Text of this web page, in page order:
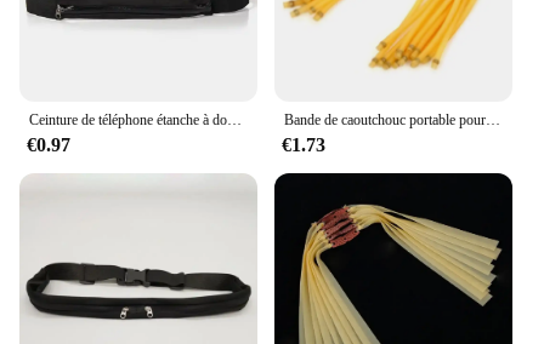
Ceinture de téléphone étanche à double poche, petit sac de taille, nylon décontracté, voyage, course, cyclisme, randonnée, sport, voyage, shopping
€0.97
Bande de caoutchouc portable pour fronde, 3 cartes, accessoires de fronde, extérieur, outils multifonctions, équipement
€1.73